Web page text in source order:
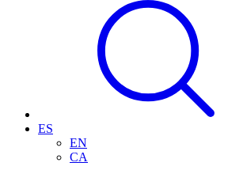
ES
EN
CA